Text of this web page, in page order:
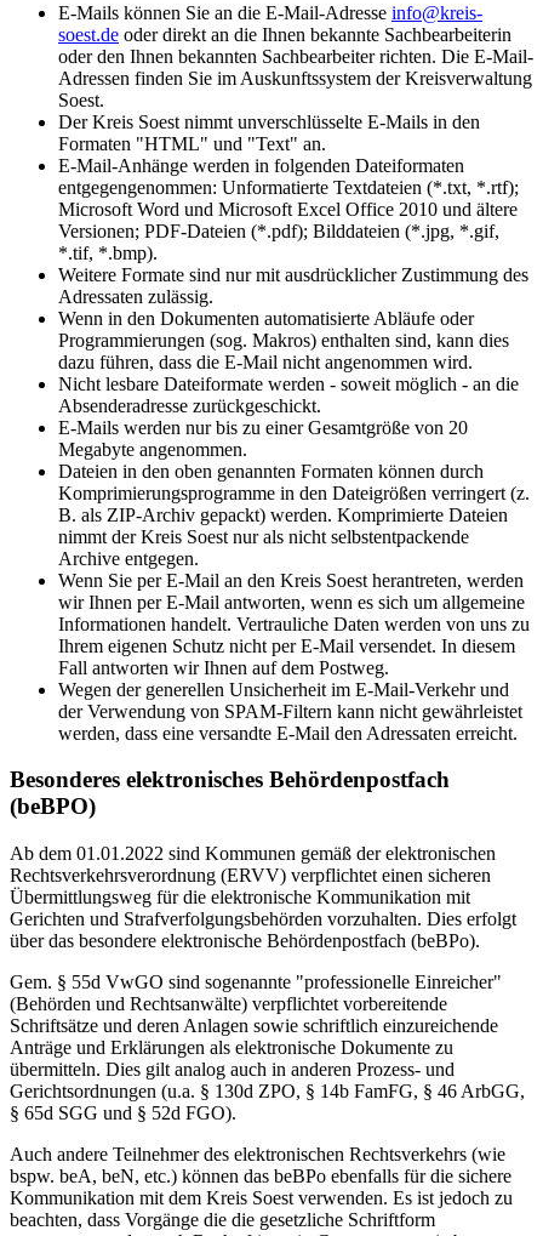
E-Mails können Sie an die E-Mail-Adresse info@​kreis-
soest.de oder direkt an die Ihnen bekannte Sachbearbeiterin
oder den Ihnen bekannten Sachbearbeiter richten. Die E-Mail-
Adressen finden Sie im Auskunftssystem der Kreisverwaltung
Soest.
Der Kreis Soest nimmt unverschlüsselte E-Mails in den
Formaten "HTML" und "Text" an.
E-Mail-Anhänge werden in folgenden Dateiformaten
entgegengenommen: Unformatierte Textdateien (*.txt, *.rtf);
Microsoft Word und Microsoft Excel Office 2010 und ältere
Versionen; PDF-Dateien (*.pdf); Bilddateien (*.jpg, *.gif,
*.tif, *.bmp).
Weitere Formate sind nur mit ausdrücklicher Zustimmung des
Adressaten zulässig.
Wenn in den Dokumenten automatisierte Abläufe oder
Programmierungen (sog. Makros) enthalten sind, kann dies
dazu führen, dass die E-Mail nicht angenommen wird.
Nicht lesbare Dateiformate werden - soweit möglich - an die
Absenderadresse zurückgeschickt.
E-Mails werden nur bis zu einer Gesamtgröße von 20
Megabyte angenommen.
Dateien in den oben genannten Formaten können durch
Komprimierungsprogramme in den Dateigrößen verringert (z.
B. als ZIP-Archiv gepackt) werden. Komprimierte Dateien
nimmt der Kreis Soest nur als nicht selbstentpackende
Archive entgegen.
Wenn Sie per E-Mail an den Kreis Soest herantreten, werden
wir Ihnen per E-Mail antworten, wenn es sich um allgemeine
Informationen handelt. Vertrauliche Daten werden von uns zu
Ihrem eigenen Schutz nicht per E-Mail versendet. In diesem
Fall antworten wir Ihnen auf dem Postweg.
Wegen der generellen Unsicherheit im E-Mail-Verkehr und
der Verwendung von SPAM-Filtern kann nicht gewährleistet
werden, dass eine versandte E-Mail den Adressaten erreicht.
Besonderes elektronisches Behördenpostfach
(beBPO)
Ab dem 01.01.2022 sind Kommunen gemäß der elektronischen
Rechtsverkehrsverordnung (ERVV) verpflichtet einen sicheren
Übermittlungsweg für die elektronische Kommunikation mit
Gerichten und Strafverfolgungsbehörden vorzuhalten. Dies erfolgt
über das besondere elektronische Behördenpostfach (beBPo).
Gem. § 55d VwGO sind sogenannte "professionelle Einreicher"
(Behörden und Rechtsanwälte) verpflichtet vorbereitende
Schriftsätze und deren Anlagen sowie schriftlich einzureichende
Anträge und Erklärungen als elektronische Dokumente zu
übermitteln. Dies gilt analog auch in anderen Prozess- und
Gerichtsordnungen (u.a. § 130d ZPO, § 14b FamFG, § 46 ArbGG,
§ 65d SGG und § 52d FGO).
Auch andere Teilnehmer des elektronischen Rechtsverkehrs (wie
bspw. beA, beN, etc.) können das beBPo ebenfalls für die sichere
Kommunikation mit dem Kreis Soest verwenden. Es ist jedoch zu
beachten, dass Vorgänge die die gesetzliche Schriftform